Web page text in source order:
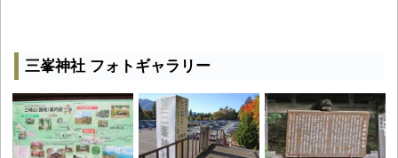
三峯神社 フォトギャラリー